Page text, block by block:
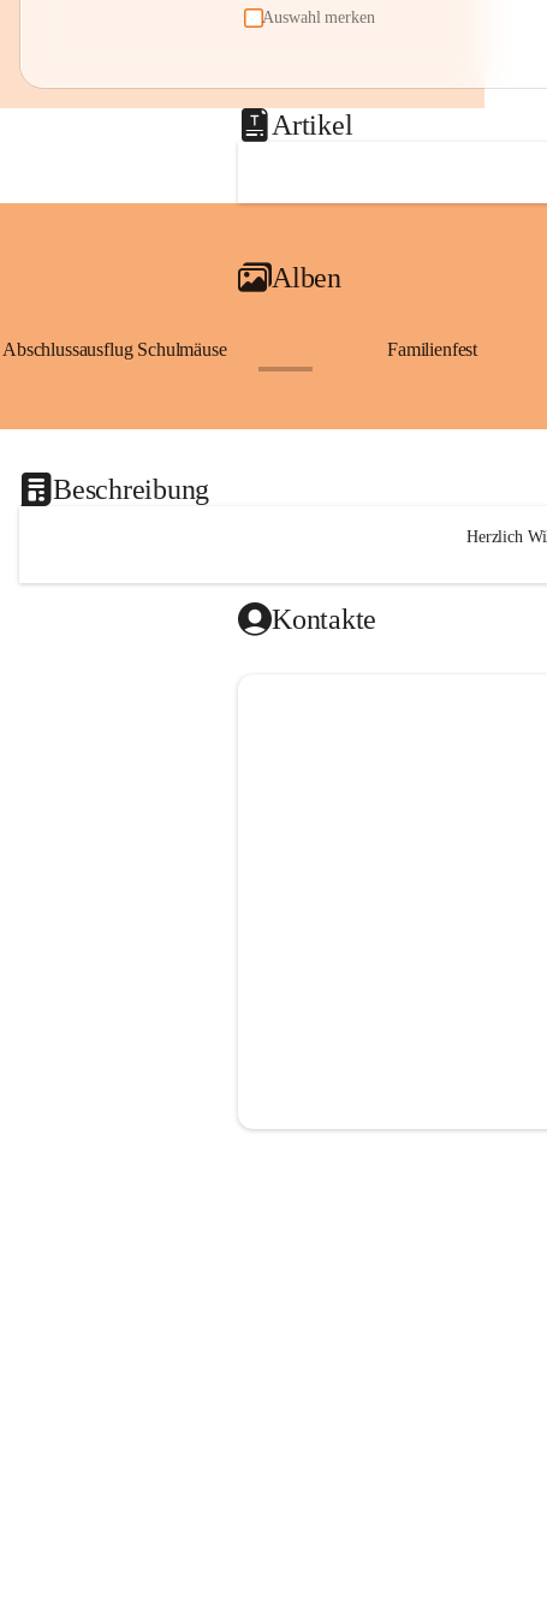
Auswahl merken
Artikel
Alben
Abschlussausflug Schulmäuse Familienfest
Beschreibung
Herzlich
Kontakte